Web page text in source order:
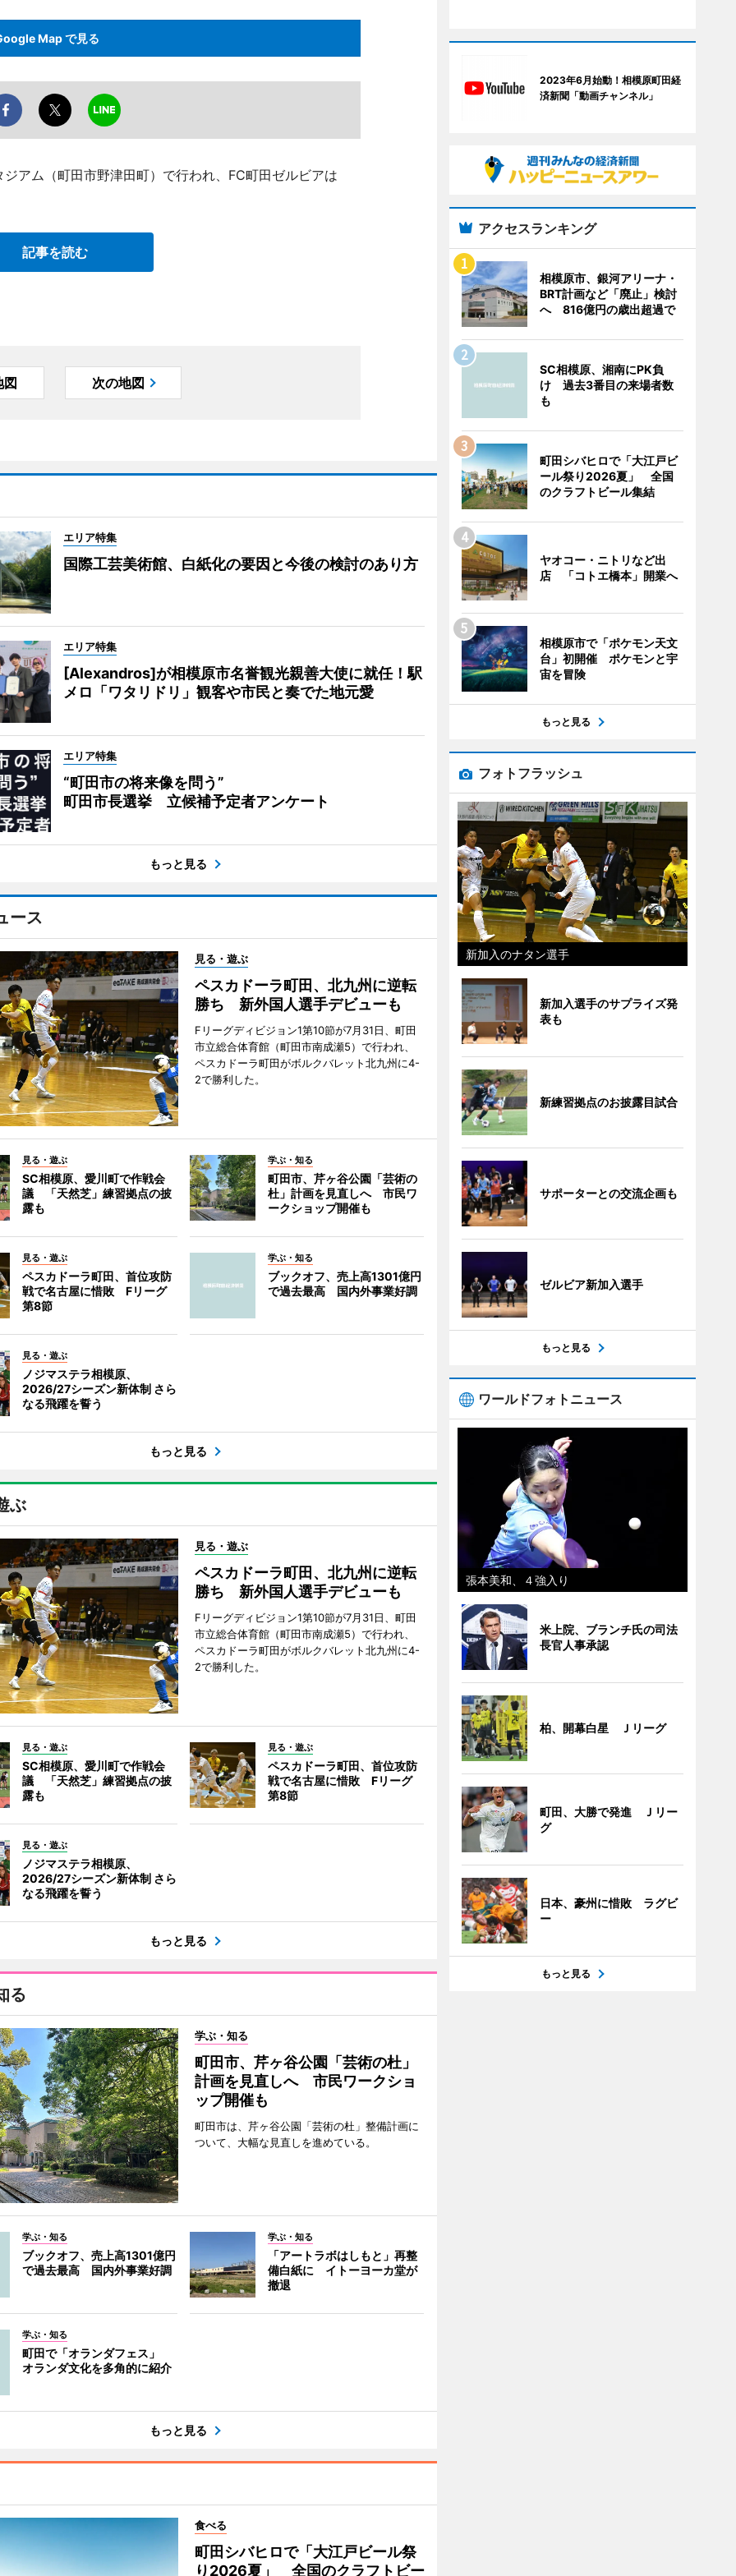
Map で見る
アム（町田市野津田町）で行われ、FC町田ゼルビアは
記事を読む
図 次の地図
エリア特集
国際工芸美術館、白紙化の要因と今後の検討のあり方
エリア特集
[Alexandros]が相模原市名誉観光親善大使に就任！駅
メロ「ワタリドリ」観客や市民と奏でた地元愛
エリア特集
“町田市の将来像を問う”
町田市長選挙 立候補予定者アンケート
もっと見る
ース
見る・遊ぶ
ペスカドーラ町田、北九州に逆転
勝ち 新外国人選手デビューも
Fリーグディビジョン1第10節が7月31日、町田
市立総合体育館（町田市南成瀬5）で行われ、
ペスカドーラ町田がボルクバレット北九州に4-
2で勝利した。
見る・遊ぶ
SC相模原、愛川町で作戦会
議 「天然芝」練習拠点の披
露も
学ぶ・知る
町田市、芹ヶ谷公園「芸術の
杜」計画を見直しへ 市民ワ
ークショップ開催も
見る・遊ぶ
ペスカドーラ町田、首位攻防
戦で名古屋に惜敗 Fリーグ
第8節
学ぶ・知る
ブックオフ、売上高1301億円
で過去最高 国内外事業好調
見る・遊ぶ
ノジマステラ相模原、
2026/27シーズン新体制 さら
なる飛躍を誓う
もっと見る
ぶ
見る・遊ぶ
ペスカドーラ町田、北九州に逆転
勝ち 新外国人選手デビューも
Fリーグディビジョン1第10節が7月31日、町田
市立総合体育館（町田市南成瀬5）で行われ、
ペスカドーラ町田がボルクバレット北九州に4-
2で勝利した。
見る・遊ぶ
SC相模原、愛川町で作戦会
議 「天然芝」練習拠点の披
露も
見る・遊ぶ
ペスカドーラ町田、首位攻防
戦で名古屋に惜敗 Fリーグ
第8節
見る・遊ぶ
ノジマステラ相模原、
2026/27シーズン新体制 さら
なる飛躍を誓う
もっと見る
る
学ぶ・知る
町田市、芹ヶ谷公園「芸術の杜」
計画を見直しへ 市民ワークショ
ップ開催も
町田市は、芹ヶ谷公園「芸術の杜」整備計画に
ついて、大幅な見直しを進めている。
学ぶ・知る
ブックオフ、売上高1301億円
で過去最高 国内外事業好調
学ぶ・知る
「アートラボはしもと」再整
備白紙に イトーヨーカ堂が
撤退
学ぶ・知る
町田で「オランダフェス」
オランダ文化を多角的に紹介
もっと見る
食べる
町田シバヒロで「大江戸ビール祭
り2026夏」 全国のクラフトビー
2023年6月始動！相模原町田経
済新聞「動画チャンネル」
アクセスランキング
相模原市、銀河アリーナ・
BRT計画など「廃止」検討
へ 816億円の歳出超過で
SC相模原、湘南にPK負
け 過去3番目の来場者数
も
町田シバヒロで「大江戸ビ
ール祭り2026夏」 全国
のクラフトビール集結
ヤオコー・ニトリなど出
店 「コトエ橋本」開業へ
相模原市で「ポケモン天文
台」初開催 ポケモンと宇
宙を冒険
もっと見る
フォトフラッシュ
新加入のナタン選手
新加入選手のサプライズ発
表も
新練習拠点のお披露目試合
サポーターとの交流企画も
ゼルビア新加入選手
もっと見る
ワールドフォトニュース
張本美和、４強入り
米上院、ブランチ氏の司法
長官人事承認
柏、開幕白星 Ｊリーグ
町田、大勝で発進 Ｊリー
グ
日本、豪州に惜敗 ラグビ
ー
もっと見る